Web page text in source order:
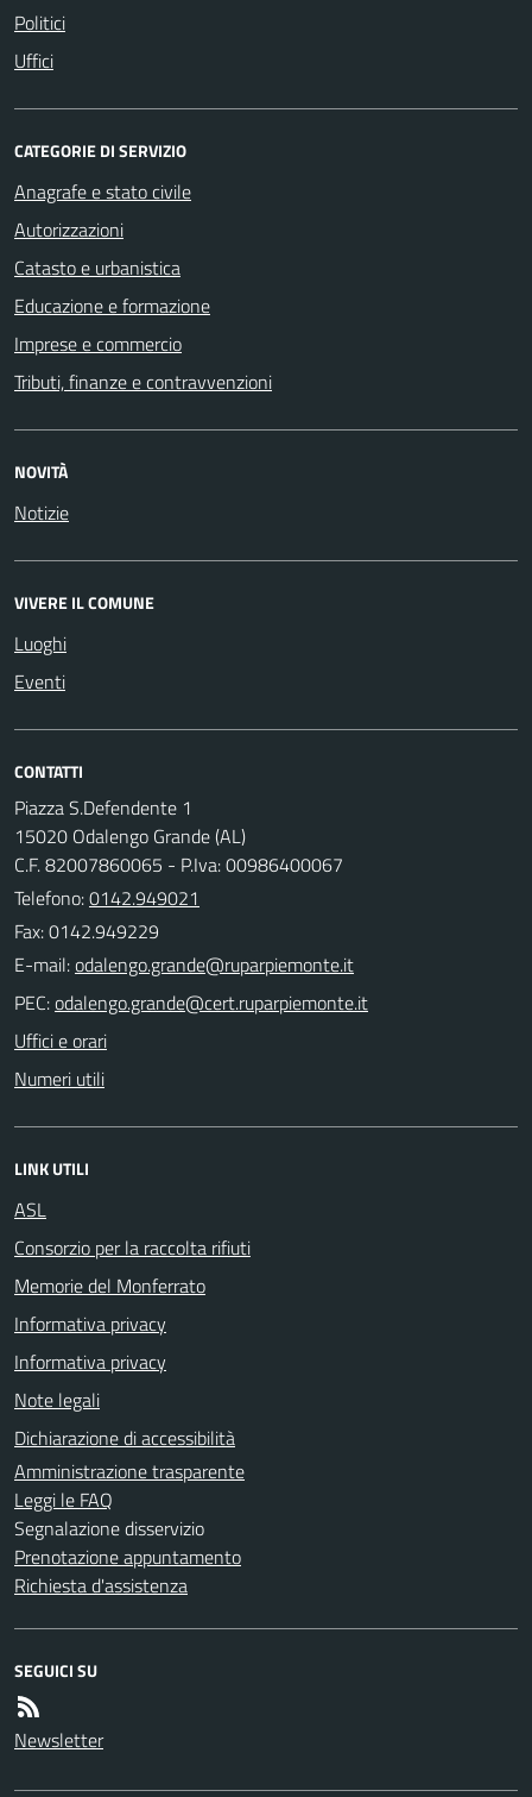
Politici
Uffici
CATEGORIE DI SERVIZIO
Anagrafe e stato civile
Autorizzazioni
Catasto e urbanistica
Educazione e formazione
Imprese e commercio
Tributi, finanze e contravvenzioni
NOVITÀ
Notizie
VIVERE IL COMUNE
Luoghi
Eventi
CONTATTI
Piazza S.Defendente 1
15020 Odalengo Grande (AL)
C.F. 82007860065 - P.Iva: 00986400067
Telefono:0142.949021
Fax: 0142.949229
E-mail:
PEC:
Uffici e orari
Numeri utili
LINK UTILI
ASL
Consorzio per la raccolta rifiuti
Memorie del Monferrato
Informativa privacy
Informativa privacy
Note legali
Dichiarazione di accessibilità
Amministrazione trasparente
Leggi le FAQ
Segnalazione disservizio
Prenotazione appuntamento
Richiesta d'assistenza
SEGUICI SU
Newsletter